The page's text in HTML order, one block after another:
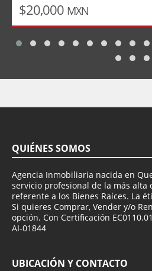
$20,000 MXN
QUIÉNES SOMOS
Agencia Inmobiliaria nacida en
servicio profesional de la más alta
referente a los Bienes Raíces. La
Si quieres Comprar, Vender y/o
opción. Con Certificación
AI-01844
UBICACIÓN Y CONTACTO